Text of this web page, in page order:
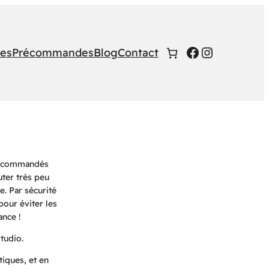
PrécommandesBlogContact Facebook
très peu
Par sécurité
éviter les
!
et en